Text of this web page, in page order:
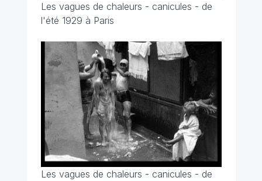
Les vagues de chaleurs - canicules - de
l'été 1929 à Paris
Les vagues de chaleurs - canicules - de